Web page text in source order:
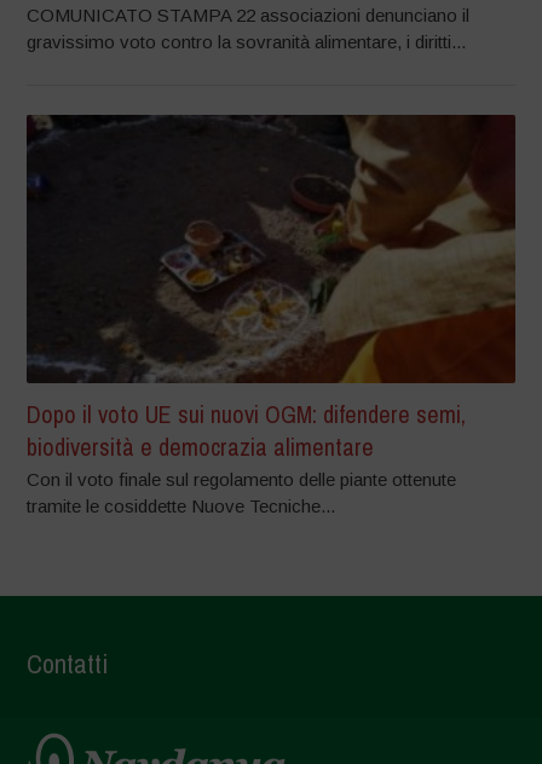
COMUNICATO STAMPA 22 associazioni denunciano il
gravissimo voto contro la sovranità alimentare, i diritti...
Dopo il voto UE sui nuovi OGM: difendere semi,
biodiversità e democrazia alimentare
Con il voto finale sul regolamento delle piante ottenute
tramite le cosiddette Nuove Tecniche...
Contatti